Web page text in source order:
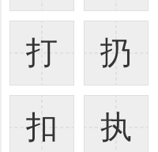
打 扔
扣 执